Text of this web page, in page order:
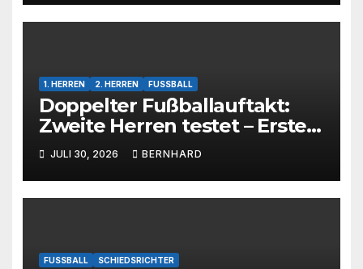
1. HERREN 2. HERREN FUSSBALL
Doppelter Fußballauftakt:
Zweite Herren testet – Erste
Herren startet im Kreispokal
JULI 30, 2026 BERNHARD
FUSSBALL SCHIEDSRICHTER